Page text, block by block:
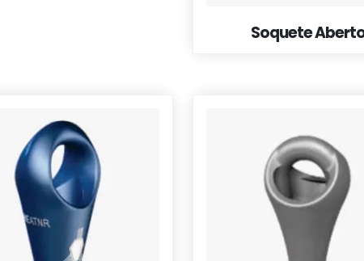
Soquete